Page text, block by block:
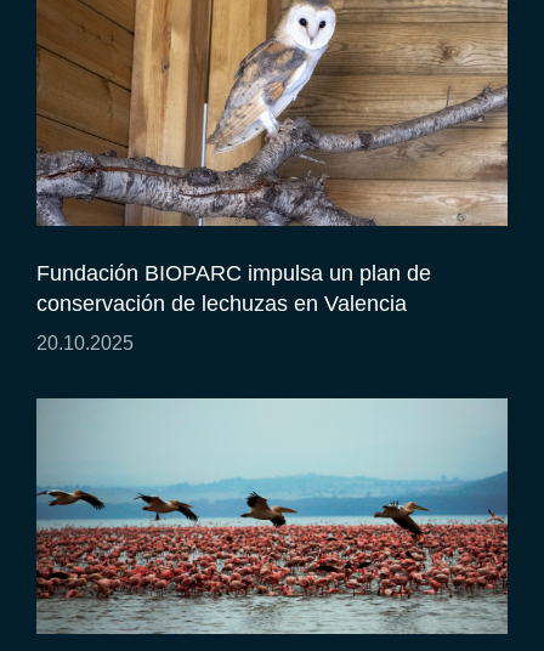
Fundación BIOPARC impulsa un plan de
conservación de lechuzas en Valencia
20.10.2025